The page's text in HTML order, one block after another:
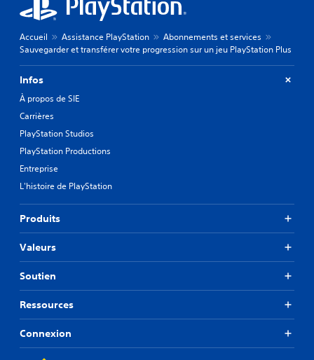
Accueil Assistance PlayStation
Abonnements et services
Sauvegarder et transférer votre progression sur un jeu PlayStation Plus
Infos
À propos de SIE
Carrières
PlayStation Studios
PlayStation Productions
Entreprise
L'histoire de PlayStation
Produits
Valeurs
Soutien
Ressources
Connexion